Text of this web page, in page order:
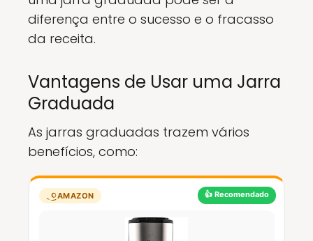
diferença entre o sucesso e o fracasso
da receita.
Vantagens de Usar uma Jarra
Graduada
As jarras graduadas trazem vários
benefícios, como:
👍 Recomendado
AMAZON